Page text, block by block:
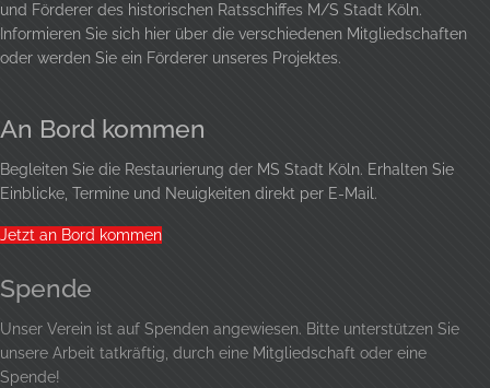
und Förderer des historischen Ratsschiffes M/S Stadt Köln.
Informieren Sie sich hier über die verschiedenen Mitgliedschaften
oder werden Sie ein Förderer unseres Projektes.
An Bord kommen
Begleiten Sie die Restaurierung der MS Stadt Köln. Erhalten Sie
Einblicke, Termine und Neuigkeiten direkt per E-Mail.
Jetzt an Bord kommen
Spende
Unser Verein ist auf Spenden angewiesen. Bitte unterstützen Sie
unsere Arbeit tatkräftig, durch eine Mitgliedschaft oder eine
Spende!